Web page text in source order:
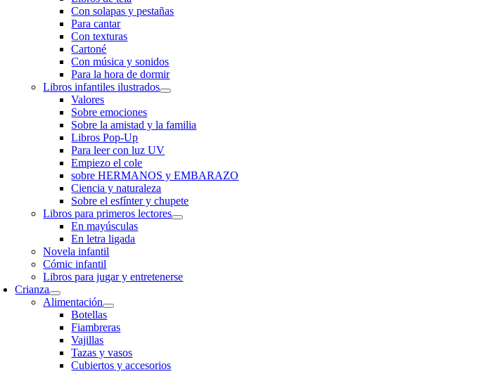
Con solapas y pestañas
Para cantar
Con texturas
Cartoné
Con música y sonidos
Para la hora de dormir
Libros infantiles ilustrados
Valores
Sobre emociones
Sobre la amistad y la familia
Libros Pop-Up
Para leer con luz UV
Empiezo el cole
sobre HERMANOS y EMBARAZO
Ciencia y naturaleza
Sobre el esfínter y chupete
Libros para primeros lectores
En mayúsculas
En letra ligada
Novela infantil
Cómic infantil
Libros para jugar y entretenerse
Crianza
Alimentación
Botellas
Fiambreras
Vajillas
Tazas y vasos
Cubiertos y accesorios